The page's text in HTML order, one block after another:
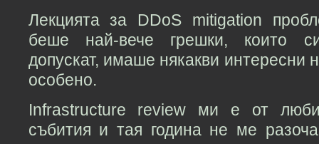
Лекцията за DDoS mitigation
беше най-вече грешки, които
допускат, имаше някакви
особено.
Infrastructure review ми е от
събития и тая година не ме